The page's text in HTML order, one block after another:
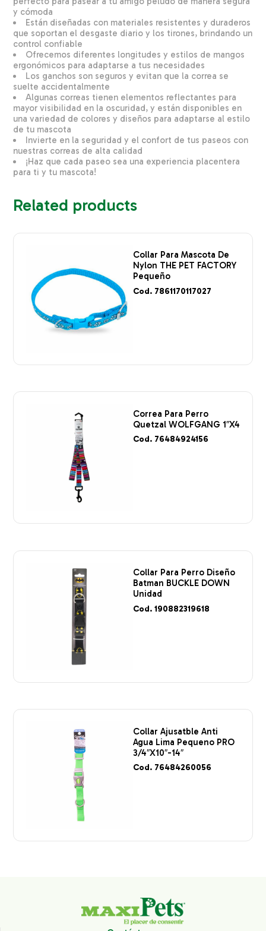
y cómoda
Están diseñadas con materiales resistentes y duraderos
que soportan el desgaste diario y los tirones, brindando un
control confiable
Ofrecemos diferentes longitudes y estilos de mangos
ergonómicos para adaptarse a tus necesidades
Los ganchos son seguros y evitan que la correa se
suelte accidentalmente
Algunas correas tienen elementos reflectantes para
mayor visibilidad en la oscuridad, y están disponibles en
una variedad de colores y diseños para adaptarse al estilo
de tu mascota
Invierte en la seguridad y el confort de tus paseos con
nuestras correas de alta calidad
¡Haz que cada paseo sea una experiencia placentera
para ti y tu mascota!
Related products
Collar Para Mascota De
Nylon THE PET FACTORY
Pequeño
Cod. 7861170117027
Correa Para Perro
Quetzal WOLFGANG 1″X4
Cod. 76484924156
Collar Para Perro Diseño
Batman BUCKLE DOWN
Unidad
Cod. 190882319618
Collar Ajusatble Anti
Agua Lima Pequeno PRO
3/4″X10″-14″
Cod. 76484260056